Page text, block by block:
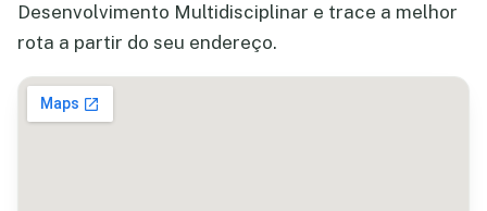
Desenvolvimento Multidisciplinar e trace a melhor
rota a partir do seu endereço.